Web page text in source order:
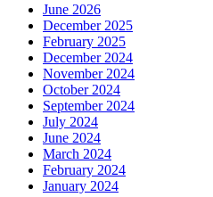
June 2026
December 2025
February 2025
December 2024
November 2024
October 2024
September 2024
July 2024
June 2024
March 2024
February 2024
January 2024